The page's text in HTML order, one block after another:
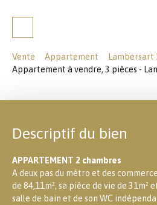
Vente Appartement
Lambersart
Appartement à vendre, 3 pièces -
Descriptif du bien
APPARTEMENT 2 chambres
A deux pas du métro et des
de 84,11m², sa pièce de vie de 31m²
salle de bain et de son WC